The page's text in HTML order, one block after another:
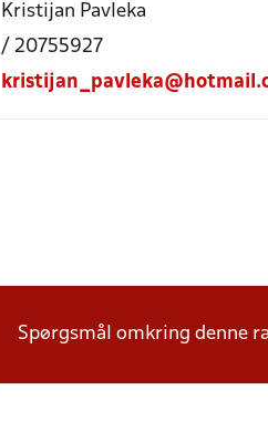
Kristijan Pavleka
/ 20755927
Spørgsmål omkring denne